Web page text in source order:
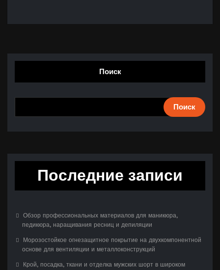
Поиск
Поиск
Последние записи
Обзор профессиональных материалов для маникюра,
педикюра, наращивания ресниц и депиляции
Морозостойкое огнезащитное покрытие на двухкомпонентной
основе для вентиляции и металлоконструкций
Крой, посадка, ткани и отделка мужских шорт в широком